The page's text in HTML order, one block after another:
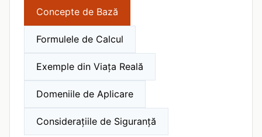
Concepte de Bază
Formulele de Calcul
Exemple din Viața Reală
Domeniile de Aplicare
Considerațiile de Siguranță